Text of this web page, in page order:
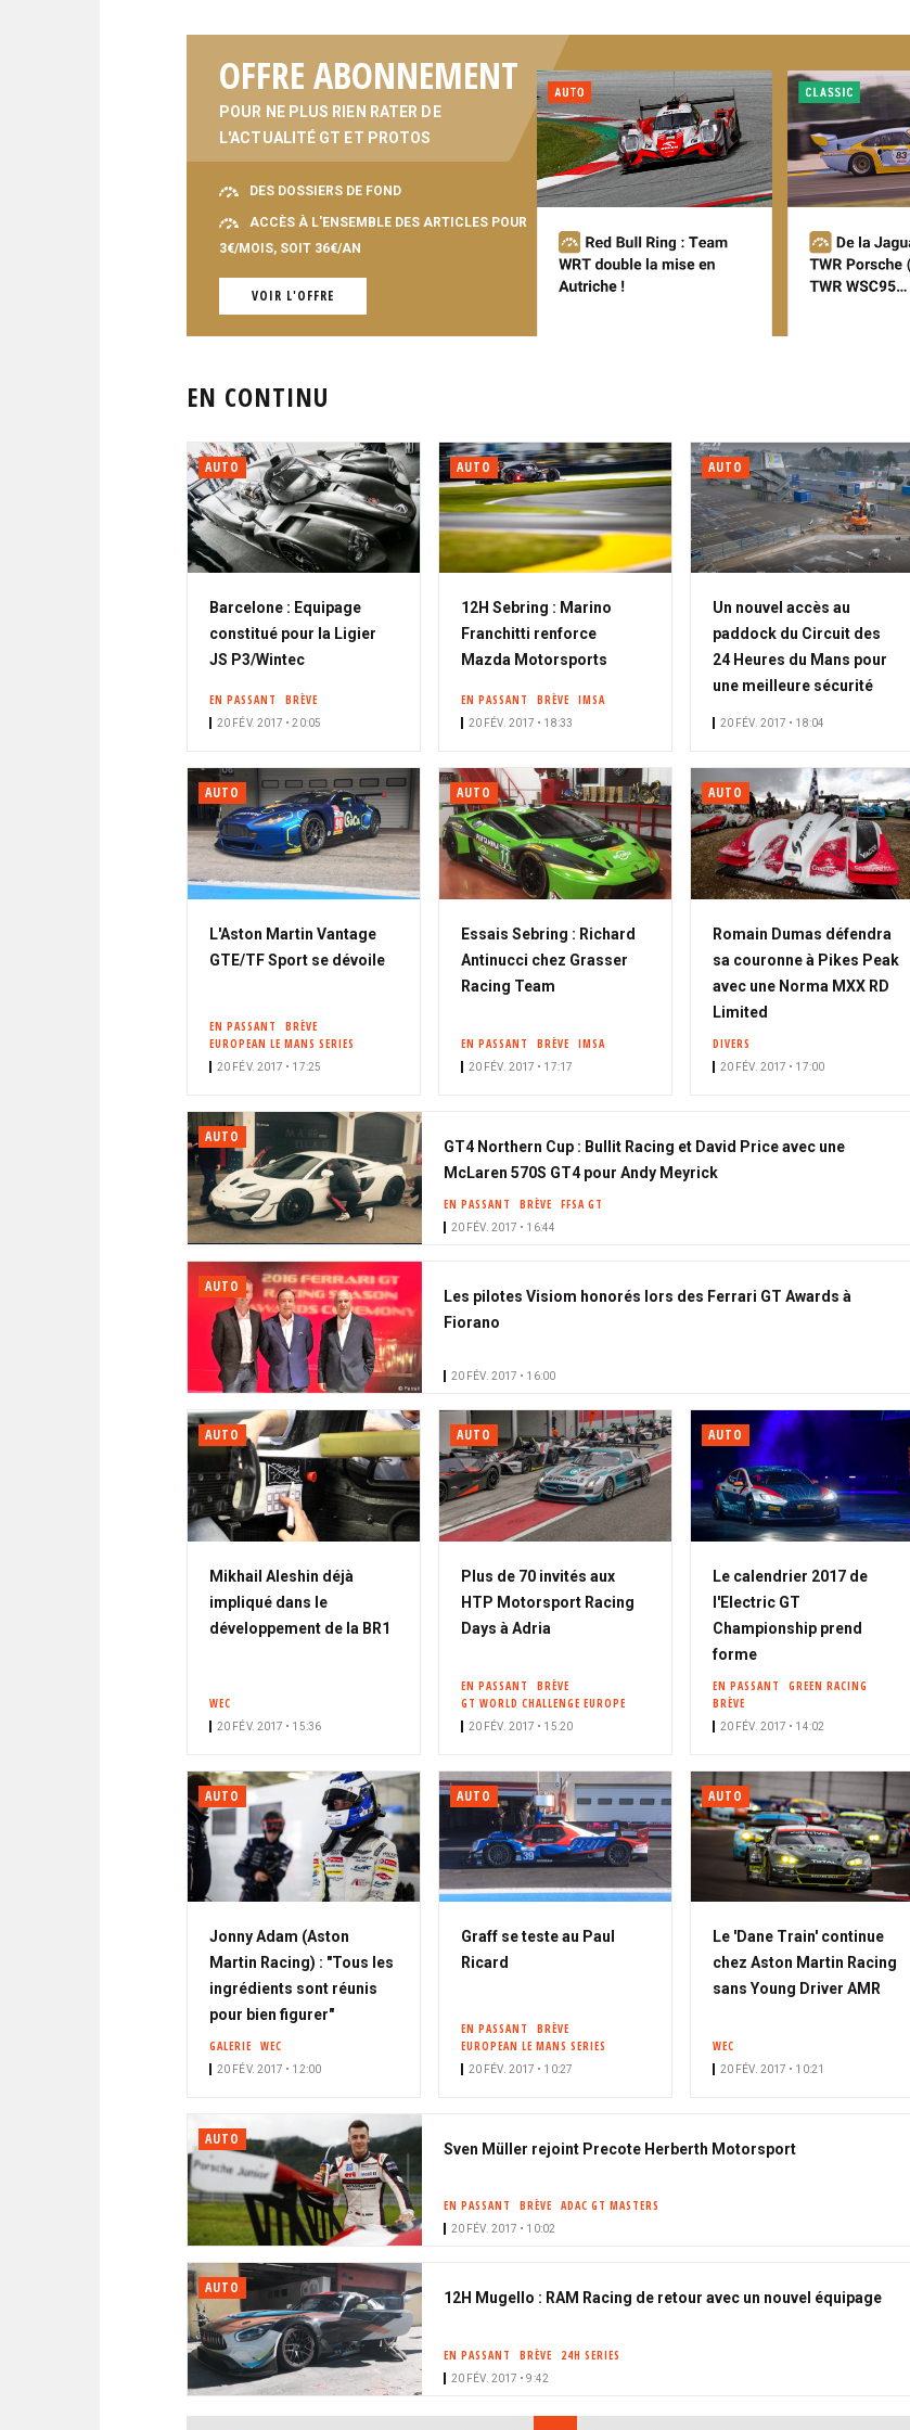
OFFRE ABONNEMENT
POUR NE PLUS RIEN RATER DE
L'ACTUALITÉ GT ET PROTOS
DES DOSSIERS DE FOND
ACCÈS À L'ENSEMBLE DES ARTICLES POUR
3€/MOIS, SOIT 36€/AN
VOIR L'OFFRE
EN CONTINU
AUTO
Barcelone : Equipage
constitué pour la Ligier
JS P3/Wintec
EN PASSANT BRÈVE
20 FÉV. 2017 • 20:05
AUTO
12H Sebring : Marino
Franchitti renforce
Mazda Motorsports
EN PASSANT BRÈVE IMSA
20 FÉV. 2017 • 18:33
AUTO
Un nouvel accès au
paddock du Circuit des
24 Heures du Mans pour
une meilleure sécurité
20 FÉV. 2017 • 18:04
AUTO
L'Aston Martin Vantage
GTE/TF Sport se dévoile
EN PASSANT
BRÈVE
EUROPEAN LE MANS SERIES
20 FÉV. 2017 • 17:25
AUTO
Essais Sebring : Richard
Antinucci chez Grasser
Racing Team
EN PASSANT BRÈVE IMSA
20 FÉV. 2017 • 17:17
AUTO
Romain Dumas défendra
sa couronne à Pikes Peak
avec une Norma MXX RD
Limited
DIVERS
20 FÉV. 2017 • 17:00
AUTO
GT4 Northern Cup : Bullit Racing et David Price avec une
McLaren 570S GT4 pour Andy Meyrick
EN PASSANT BRÈVE FFSA GT
20 FÉV. 2017 • 16:44
AUTO
Les pilotes Visiom honorés lors des Ferrari GT Awards à
Fiorano
20 FÉV. 2017 • 16:00
AUTO
Mikhail Aleshin déjà
impliqué dans le
développement de la BR1
WEC
20 FÉV. 2017 • 15:36
AUTO
Plus de 70 invités aux
HTP Motorsport Racing
Days à Adria
EN PASSANT
BRÈVE
GT WORLD CHALLENGE EUROPE
20 FÉV. 2017 • 15:20
AUTO
Le calendrier 2017 de
l'Electric GT
Championship prend
forme
EN PASSANT
GREEN RACING
BRÈVE
20 FÉV. 2017 • 14:02
AUTO
Jonny Adam (Aston
Martin Racing) : "Tous les
ingrédients sont réunis
pour bien figurer"
GALERIE WEC
20 FÉV. 2017 • 12:00
AUTO
Graff se teste au Paul
Ricard
EN PASSANT
BRÈVE
EUROPEAN LE MANS SERIES
20 FÉV. 2017 • 10:27
AUTO
Le 'Dane Train' continue
chez Aston Martin Racing
sans Young Driver AMR
WEC
20 FÉV. 2017 • 10:21
AUTO
Sven Müller rejoint Precote Herberth Motorsport
EN PASSANT BRÈVE ADAC GT MASTERS
20 FÉV. 2017 • 10:02
AUTO
12H Mugello : RAM Racing de retour avec un nouvel équipage
EN PASSANT BRÈVE 24H SERIES
20 FÉV. 2017 • 9:42
PAGINATION